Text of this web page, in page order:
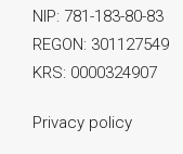
NIP: 781-183-80-83
REGON: 301127549
KRS: 0000324907
Privacy policy